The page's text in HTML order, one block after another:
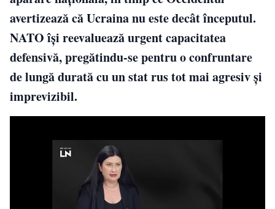
avertizează că Ucraina nu este decât începutul.
NATO își reevaluează urgent capacitatea
defensivă, pregătindu-se pentru o confruntare
de lungă durată cu un stat rus tot mai agresiv și
imprevizibil.